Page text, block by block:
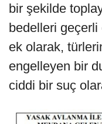
bir şekilde
bedelleri
ek olarak,
engelleyen bir
ciddi bir suç